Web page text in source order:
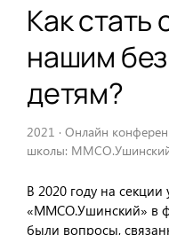
Как
нашим
детям?
2021 · Онлайн
школы:
В 2020 году на
«ММСО.Ушинский» в
были вопросы,